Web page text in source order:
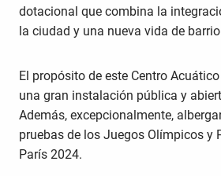
dotacional que combina la
la ciudad y una nueva vida de
El propósito de este Centro
una gran instalación pública y
Además, excepcionalmente,
pruebas de los Juegos Olímpicos y
París 2024.